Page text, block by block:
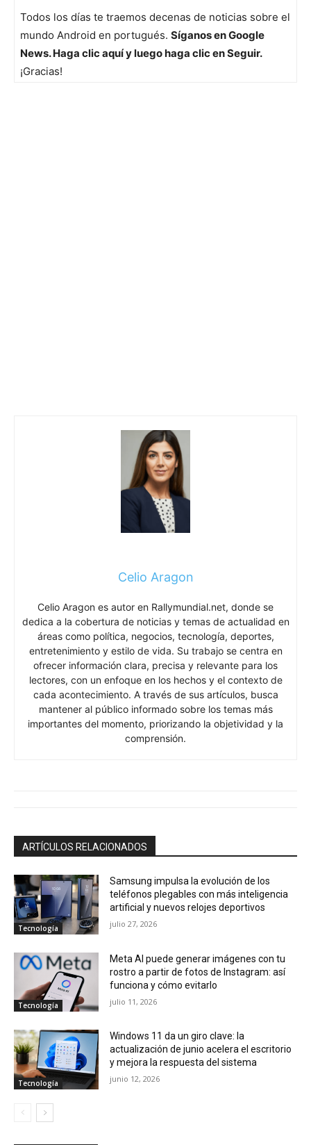
Todos los días te traemos decenas de noticias sobre el
mundo Android en portugués. Síganos en Google
News. Haga clic aquí y luego haga clic en Seguir.
¡Gracias!
Celio Aragon
Celio Aragon es autor en Rallymundial.net, donde se
dedica a la cobertura de noticias y temas de actualidad en
áreas como política, negocios, tecnología, deportes,
entretenimiento y estilo de vida. Su trabajo se centra en
ofrecer información clara, precisa y relevante para los
lectores, con un enfoque en los hechos y el contexto de
cada acontecimiento. A través de sus artículos, busca
mantener al público informado sobre los temas más
importantes del momento, priorizando la objetividad y la
comprensión.
ARTÍCULOS RELACIONADOS
Tecnología
Samsung impulsa la evolución de los
teléfonos plegables con más inteligencia
artificial y nuevos relojes deportivos
julio 27, 2026
Tecnología
Meta AI puede generar imágenes con tu
rostro a partir de fotos de Instagram: así
funciona y cómo evitarlo
julio 11, 2026
Tecnología
Windows 11 da un giro clave: la
actualización de junio acelera el escritorio
y mejora la respuesta del sistema
junio 12, 2026